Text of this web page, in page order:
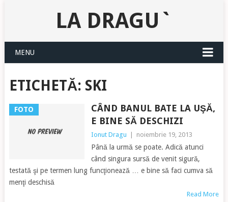
LA DRAGU`
MENU
ETICHETĂ: SKI
FOTO
CÂND BANUL BATE LA UŞĂ,
E BINE SĂ DESCHIZI
Ionut Dragu noiembrie 19, 2013
Până la urmă se poate. Adică atunci
când singura sursă de venit sigură,
testată şi pe termen lung funcţionează … e bine să faci cumva să
menţi deschisă
Read More